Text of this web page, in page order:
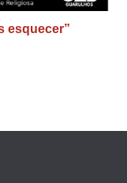
esquecer”